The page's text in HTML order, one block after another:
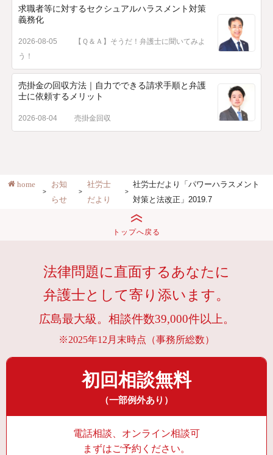
求職者等に対するセクシュアルハラスメント対策
義務化
2026-08-05
【Ｑ＆Ａ】そうだ！弁護士に聞いてみよ
う！
売掛金の回収方法｜自力でできる請求手順と弁護
士に依頼するメリット
2026-08-04 売掛金回収
home
お知
らせ
社労士
だより
社労士だより「パワーハラスメント
対策と法改正」2019.7
トップへ戻る
法律問題に直面するあなたに
弁護士として寄り添います。
広島最大級。相談件数39,000件以上。
※2025年12月末時点（事務所総数）
初回相談無料
（一部例外あり）
電話相談、オンライン相談可
まずはご予約ください。